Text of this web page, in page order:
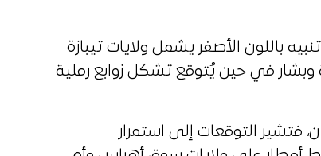
باللون الأصفر يشمل ولايات تيبازة
في حين يُتوقع تشكل زوابع رملية
ليوم غد الخميس 18 جوان، فتشير التوقعات إلى استمرار